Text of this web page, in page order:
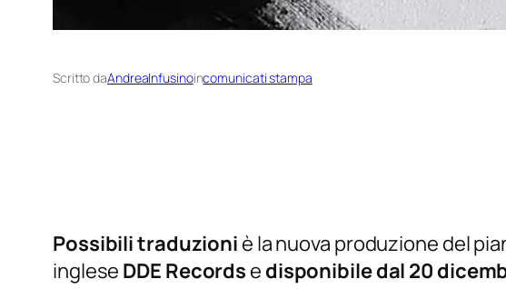
Scritto daAndreaInfusinoincomunicati stampa
Possibili traduzioni è la nuova produzione del
inglese DDE Records e disponibile dal 20